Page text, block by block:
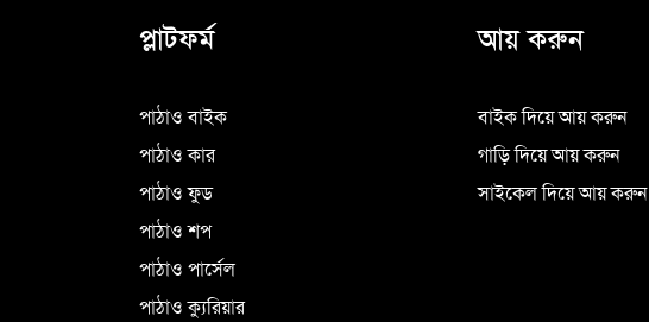
প্লাটফর্ম
পাঠাও বাইক
পাঠাও কার
পাঠাও ফুড
পাঠাও শপ
পাঠাও পার্সেল
পাঠাও ক্যুরিয়ার
আয় করুন
বাইক দিয়ে আয় করুন
গাড়ি দিয়ে আয় করুন
সাইকেল দিয়ে আয় করুন